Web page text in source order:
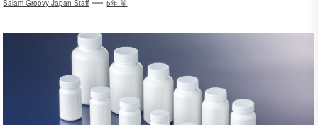
Salam Groovy Japan Staff 5年 前